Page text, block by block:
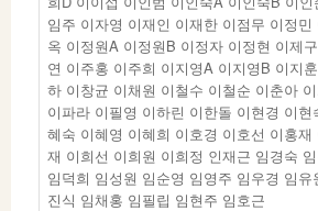
임주 이자영 이재인 이재한 이점무 이정민
옥 이정원A 이정원B 이정자 이정현 이제
연 이주홍 이주희 이지영A 이지영B 이지
하 이창균 이채원 이철수 이철순 이춘아
이파라 이필영 이하린 이한돌 이현경 이현
혜숙 이혜영 이혜희 이호경 이호선 이홍
재 이희선 이희원 이희정 인재근 임경숙
임덕희 임성원 임순영 임영주 임우경 임유
진식 임채홍 임필립 임현주 임호근